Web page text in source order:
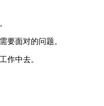
要面对的问题。
作中去。